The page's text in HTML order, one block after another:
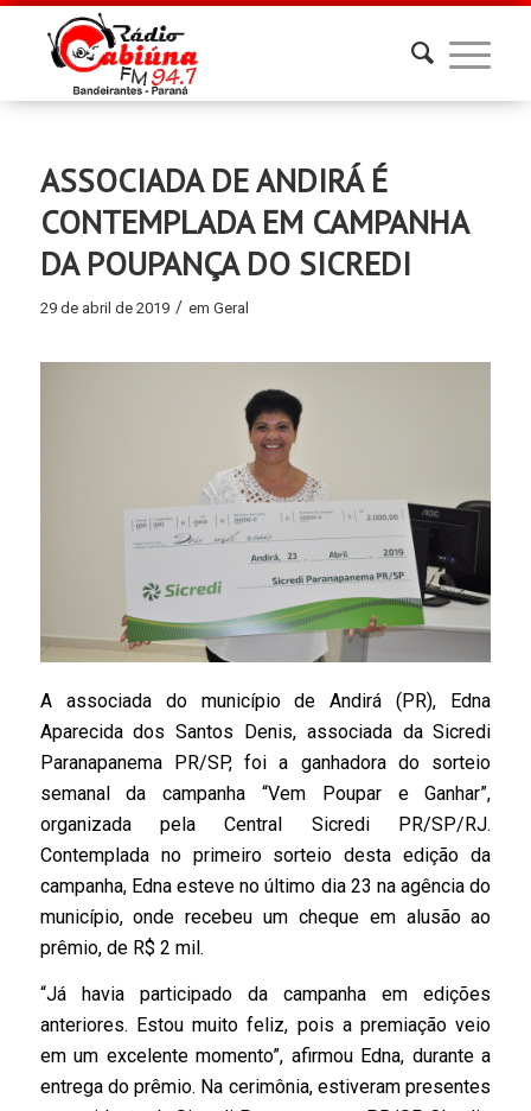
ASSOCIADA DE ANDIRÁ É
CONTEMPLADA EM CAMPANHA
DA POUPANÇA DO SICREDI
29 de abril de 2019 / em Geral
A associada do município de Andirá (PR), Edna
Aparecida dos Santos Denis, associada da Sicredi
Paranapanema PR/SP, foi a ganhadora do sorteio
semanal da campanha “Vem Poupar e Ganhar”,
organizada pela Central Sicredi PR/SP/RJ.
Contemplada no primeiro sorteio desta edição da
campanha, Edna esteve no último dia 23 na agência do
município, onde recebeu um cheque em alusão ao
prêmio, de R$ 2 mil.
“Já havia participado da campanha em edições
anteriores. Estou muito feliz, pois a premiação veio
em um excelente momento”, afirmou Edna, durante a
entrega do prêmio. Na cerimônia, estiveram presentes